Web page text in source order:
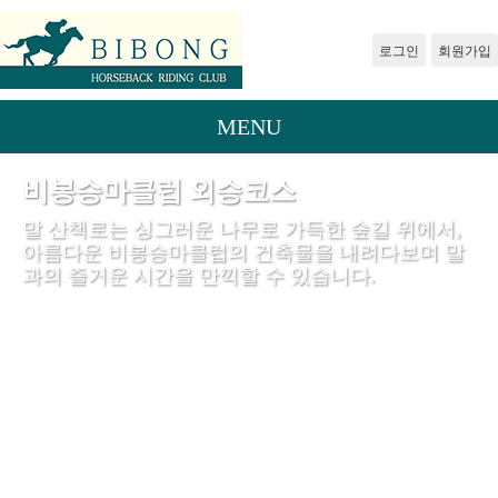
로그인 회원가입
MENU
비봉승마클럽 외승코스
말 산책로는 싱그러운 나무로 가득한 숲길 위에서,
아름다운 비봉승마클럽의 건축물을 내려다보며 말
과의 즐거운 시간을 만끽할 수 있습니다.